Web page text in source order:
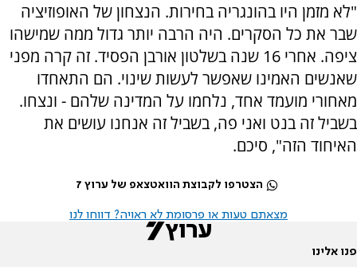
"לא מזמן היו בהונגריה בחירות. הנצחון של האופוזיציה
שבר את כל הסקרים. היה הרבה יותר גדול ממה שמישהו
ציפה. אחרי 16 שנה בשלטון אורבן הפסיד. זה קרה מפני
שאנשים האמינו שאפשר לעשות שינוי. הם התאחדו
מאחורי מועמד אחד, נלחמו על המדינה שלהם - ונצחו.
בשביל זה בנט ואני פה, בשביל זה אנחנו עושים את
האיחוד הזה", סיכם.
הצטרפו לקבוצת הוואטצאפ של ערוץ 7
מצאתם טעות או פרסומת לא ראויה? דווחו לנו
פנו אלינו